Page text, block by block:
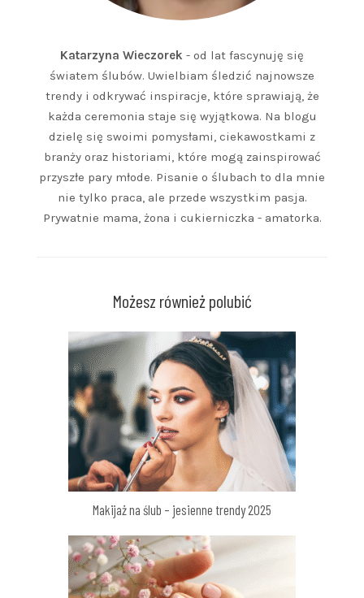
Katarzyna Wieczorek - od lat fascynuję się
światem ślubów. Uwielbiam śledzić najnowsze
trendy i odkrywać inspiracje, które sprawiają, że
każda ceremonia staje się wyjątkowa. Na blogu
dzielę się swoimi pomysłami, ciekawostkami z
branży oraz historiami, które mogą zainspirować
przyszłe pary młode. Pisanie o ślubach to dla mnie
nie tylko praca, ale przede wszystkim pasja.
Prywatnie mama, żona i cukierniczka - amatorka.
Możesz również polubić
Makijaż na ślub – jesienne trendy 2025